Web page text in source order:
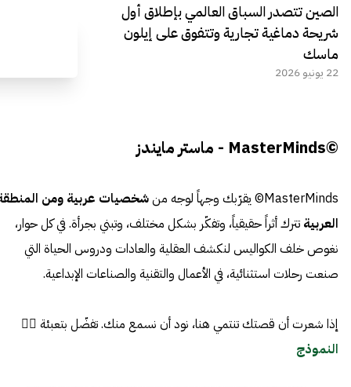
الصين تتصدر السباق العالمي بإطلاق أول
شريحة دماغية تجارية وتتفوق على إيلون
ماسك
22 يونيو 2026
©MasterMinds - ماستر مايندز
MasterMinds© يقرّبك وجهاً لوجه من
شخصيات عربية ومن
العربية تترك أثراً حقيقياً، وتفكّر بشكل مختلف، وتبني بجرأة. في كل حوار،
نغوص خلف الكواليس لنكشف العقلية والعادات ودروس الحياة التي
صنعت رحلات استثنائية، في الأعمال والتقنية والصناعات الإبداعية.
إذا شعرت أن قصتك تنتمي هنا، نود أن نسمع منك. تفضّل بتعبئة 👈🏼
النموذج